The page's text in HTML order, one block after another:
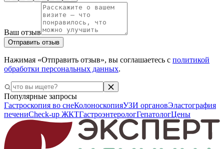
Ваш отзыв
Отправить отзыв
Нажимая «Отправить отзыв», вы соглашаетесь с политикой
обработки персональных данных.
Популярные запросы
Гастроскопия во снеКолоноскопияУЗИ органовЭластография
печениCheck-up ЖКТГастроэнтерологГепатологЦены